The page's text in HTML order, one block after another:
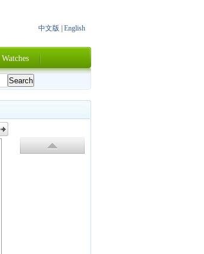
中文版
English
Watches